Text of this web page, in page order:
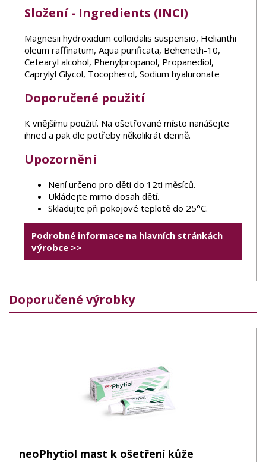
Složení - Ingredients (INCI)
Magnesii hydroxidum colloidalis suspensio, Helianthi
oleum raffinatum, Aqua purificata, Beheneth-10,
Cetearyl alcohol, Phenylpropanol, Propanediol,
Caprylyl Glycol, Tocopherol, Sodium hyaluronate
Doporučené použití
K vnějšímu použití. Na ošetřované místo nanášejte
ihned a pak dle potřeby několikrát denně.
Upozornění
Není určeno pro děti do 12ti měsíců.
Ukládejte mimo dosah dětí.
Skladujte při pokojové teplotě do 25°C.
Podrobné informace na hlavních stránkách
výrobce >>
Doporučené výrobky
neoPhytiol mast k ošetření kůže